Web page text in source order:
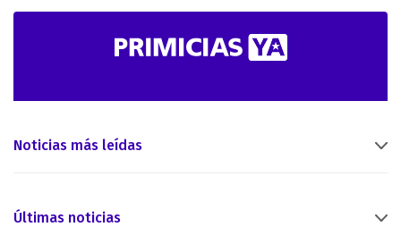
Noticias más leídas
Últimas noticias